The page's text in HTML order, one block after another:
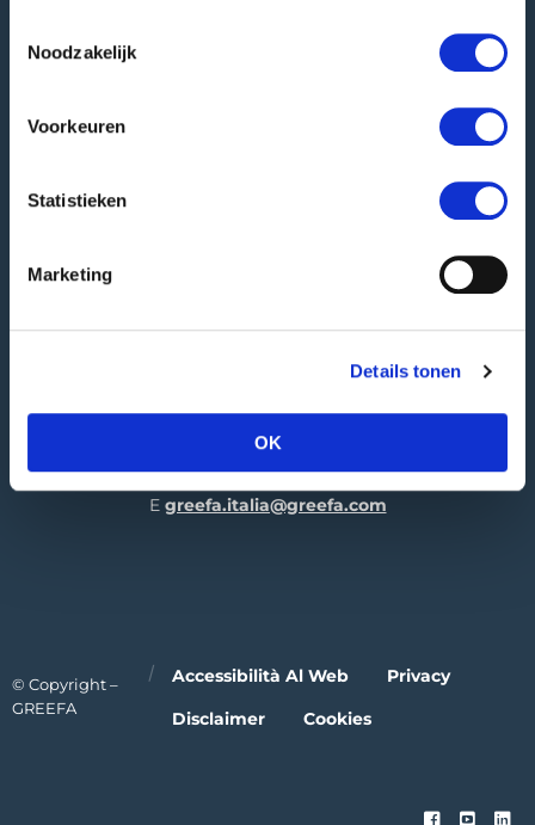
Noodzakelijk
Voorkeuren
Statistieken
Marketing
Details tonen
OK
GREEFA Italia GmbH
39011 Lana | IT
T+39 0473 424 181
E greefa.italia@greefa.com
© Copyright –
GREEFA
Accessibilità Al Web Privacy
Disclaimer Cookies